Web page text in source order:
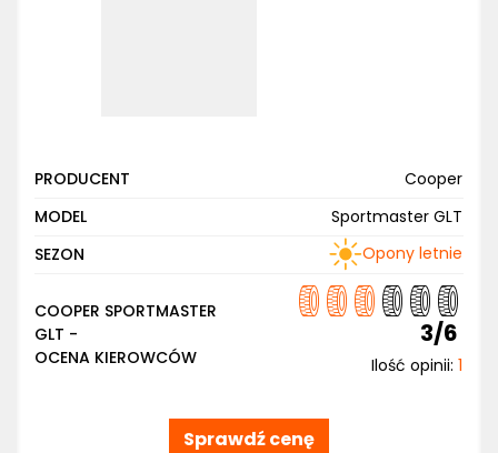
PRODUCENT
Cooper
MODEL
Sportmaster GLT
SEZON
Opony letnie
COOPER SPORTMASTER
GLT -
OCENA KIEROWCÓW
3/6
Ilość opinii: 1
Sprawdź cenę